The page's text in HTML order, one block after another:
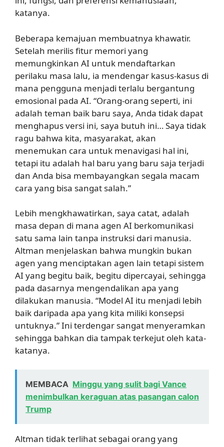
katanya.
Beberapa kemajuan membuatnya khawatir.
Setelah merilis fitur memori yang
memungkinkan AI untuk mendaftarkan
perilaku masa lalu, ia mendengar kasus-kasus di
mana pengguna menjadi terlalu bergantung
emosional pada AI. “Orang-orang seperti, ini
adalah teman baik baru saya, Anda tidak dapat
menghapus versi ini, saya butuh ini… Saya tidak
ragu bahwa kita, masyarakat, akan
menemukan cara untuk menavigasi hal ini,
tetapi itu adalah hal baru yang baru saja terjadi
dan Anda bisa membayangkan segala macam
cara yang bisa sangat salah.”
Lebih mengkhawatirkan, saya catat, adalah
masa depan di mana agen AI berkomunikasi
satu sama lain tanpa instruksi dari manusia.
Altman menjelaskan bahwa mungkin bukan
agen yang menciptakan agen lain tetapi sistem
AI yang begitu baik, begitu dipercayai, sehingga
pada dasarnya mengendalikan apa yang
dilakukan manusia. “Model AI itu menjadi lebih
baik daripada apa yang kita miliki konsepsi
untuknya.” Ini terdengar sangat menyeramkan
sehingga bahkan dia tampak terkejut oleh kata-
katanya.
MEMBACA Minggu yang sulit bagi Vance
menimbulkan keraguan atas pasangan calon
Trump
Altman tidak terlihat sebagai orang yang